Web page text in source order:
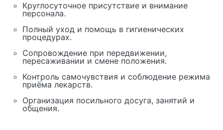
Круглосуточное присутствие и внимание
персонала.
Полный уход и помощь в гигиенических
процедурах.
Сопровождение при передвижении,
пересаживании и смене положения.
Контроль самочувствия и соблюдение режима
приёма лекарств.
Организация посильного досуга, занятий и
общения.